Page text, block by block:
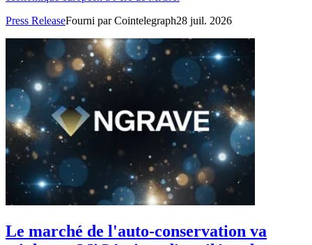
Press ReleaseFourni par Cointelegraph28 juil. 2026
Le marché de l'auto-conservation va